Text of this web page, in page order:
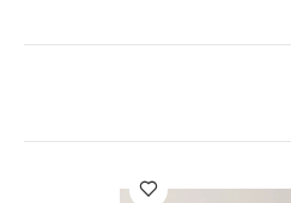
100‏%‏ قطن عضوي،